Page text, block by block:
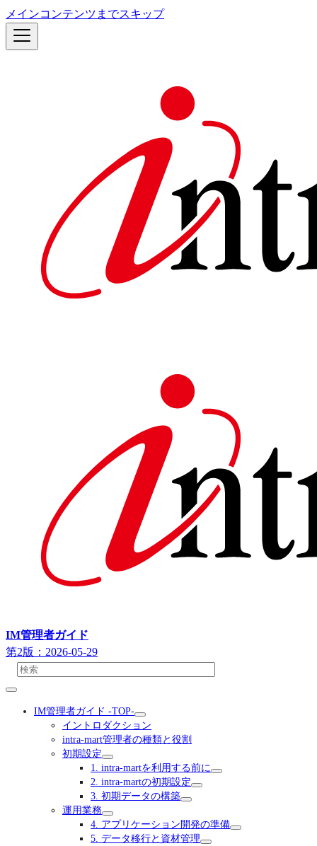
メインコンテンツまでスキップ
IM管理者ガイド
第2版：2026-05-29
IM管理者ガイド -TOP-
イントロダクション
intra-mart管理者の種類と役割
初期設定
1. intra-martを利用する前に
2. intra-martの初期設定
3. 初期データの構築
運用業務
4. アプリケーション開発の準備
5. データ移行と資材管理